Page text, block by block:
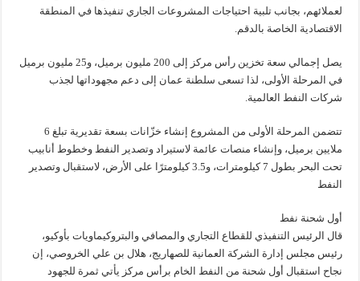
لعملائهم، بجانب تلبية احتياجات المشروعات الجاري تنفيذها في المنطقة
الاقتصادية الخاصة بالدقم.
يصل إجمالي سعة تخزين رأس مركز إلى 200 مليون برميل، و25 مليون برميل
في المرحلة الأولى، لذا تسعى سلطنة عمان إلى دعم مجهوداتها لجذب
شركات النفط العالمية.
تتضمن المرحلة الأولى من المشروع إنشاء خزّانات بسعة تقديرية تبلغ 6
ملايين برميل، وإنشاء منصات عائمة لاستيراد وتصدير النفط وخطوط أنابيب
تحت البحر بطول 7 كيلومترات، و3.5 كيلومترًا على الأرض، لاستقبال وتصدير
النفط
أول شحنة نفط
قال الرئيس التنفيذي للقطاع التجاري والمصافي والبتروكيماويات بأوكيو،
رئيس مجلس إدارة الشركة العمانية للصهاريج، هلال بن علي الخروصي، إن
نجاح استقبال أول شحنة من النفط الخام برأس مركز يأتي ثمرة للجهود